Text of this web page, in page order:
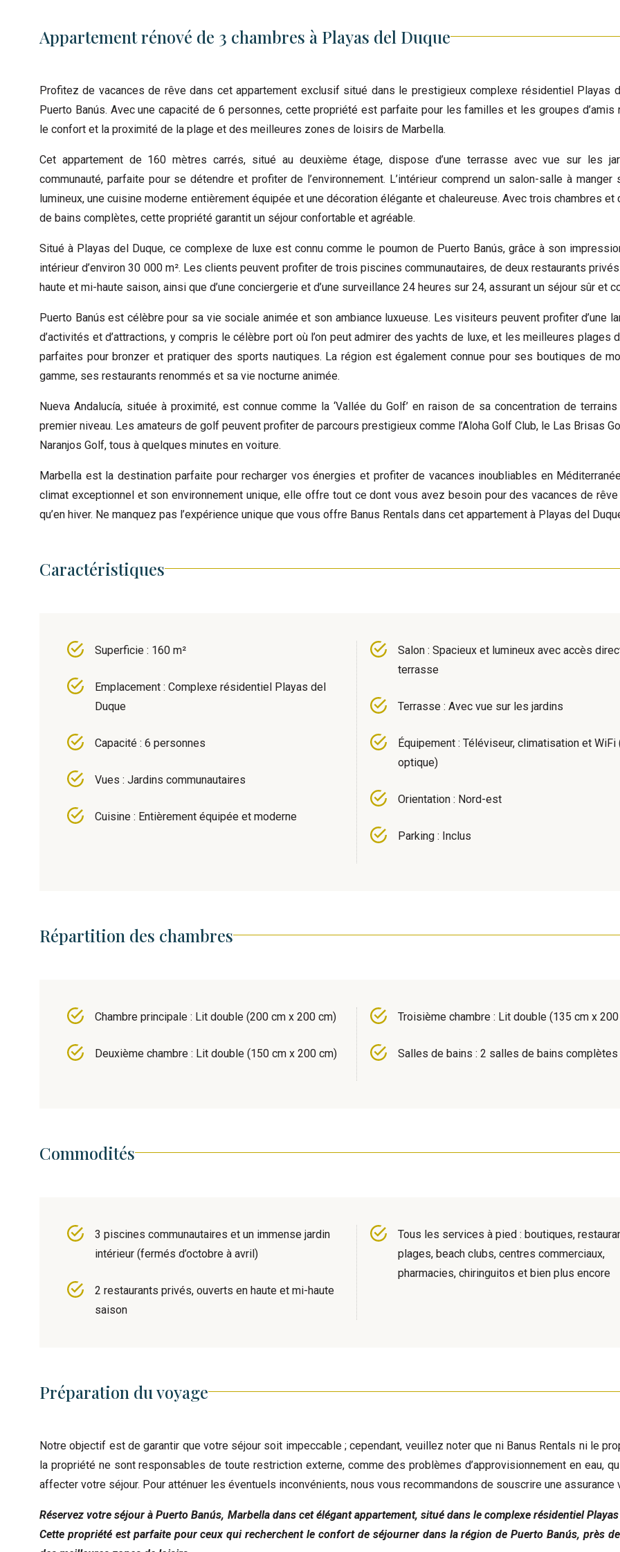
Appartement rénové de 3 chambres à Playas del Duque
Profitez de vacances de rêve dans cet appartement exclusif situé dans le prestigieux complexe résidentiel Playas
Puerto Banús. Avec une capacité de 6 personnes, cette propriété est parfaite pour les familles et les groupes d’amis
le confort et la proximité de la plage et des meilleures zones de loisirs de Marbella.
Cet appartement de 160 mètres carrés, situé au deuxième étage, dispose d’une terrasse avec vue sur les
communauté, parfaite pour se détendre et profiter de l’environnement. L’intérieur comprend un salon-salle à manger
lumineux, une cuisine moderne entièrement équipée et une décoration élégante et chaleureuse. Avec trois chambres et
de bains complètes, cette propriété garantit un séjour confortable et agréable.
Situé à Playas del Duque, ce complexe de luxe est connu comme le poumon de Puerto Banús, grâce à son
intérieur d’environ 30 000 m². Les clients peuvent profiter de trois piscines communautaires, de deux restaurants
haute et mi-haute saison, ainsi que d’une conciergerie et d’une surveillance 24 heures sur 24, assurant un séjour sûr et
Puerto Banús est célèbre pour sa vie sociale animée et son ambiance luxueuse. Les visiteurs peuvent profiter d’une
d’activités et d’attractions, y compris le célèbre port où l’on peut admirer des yachts de luxe, et les meilleures plages
parfaites pour bronzer et pratiquer des sports nautiques. La région est également connue pour ses boutiques de
gamme, ses restaurants renommés et sa vie nocturne animée.
Nueva Andalucía, située à proximité, est connue comme la ‘Vallée du Golf’ en raison de sa concentration de
premier niveau. Les amateurs de golf peuvent profiter de parcours prestigieux comme l’Aloha Golf Club, le Las Brisas
Naranjos Golf, tous à quelques minutes en voiture.
Marbella est la destination parfaite pour recharger vos énergies et profiter de vacances inoubliables en
climat exceptionnel et son environnement unique, elle offre tout ce dont vous avez besoin pour des vacances de
qu’en hiver. Ne manquez pas l’expérience unique que vous offre Banus Rentals dans cet appartement à Playas del
Caractéristiques
Superficie : 160 m²
Emplacement : Complexe résidentiel Playas del
Duque
Capacité : 6 personnes
Vues : Jardins communautaires
Cuisine : Entièrement équipée et moderne
Salon : Spacieux et lumineux avec accès
terrasse
Terrasse : Avec vue sur les jardins
Équipement : Téléviseur, climatisation et WiFi
optique)
Orientation : Nord-est
Parking : Inclus
Répartition des chambres
Chambre principale : Lit double (200 cm x 200 cm)
Deuxième chambre : Lit double (150 cm x 200 cm)
Troisième chambre : Lit double (135 cm x
Salles de bains : 2 salles de bains complètes
Commodités
3 piscines communautaires et un immense jardin
intérieur (fermés d’octobre à avril)
2 restaurants privés, ouverts en haute et mi-haute
saison
Tous les services à pied : boutiques,
plages, beach clubs, centres commerciaux,
pharmacies, chiringuitos et bien plus encore
Préparation du voyage
Notre objectif est de garantir que votre séjour soit impeccable ; cependant, veuillez noter que ni Banus Rentals ni le
la propriété ne sont responsables de toute restriction externe, comme des problèmes d’approvisionnement en eau,
affecter votre séjour. Pour atténuer les éventuels inconvénients, nous vous recommandons de souscrire une assurance
Réservez votre séjour à Puerto Banús, Marbella dans cet élégant appartement, situé dans le complexe résidentiel
Cette propriété est parfaite pour ceux qui recherchent le confort de séjourner dans la région de Puerto Banús, près